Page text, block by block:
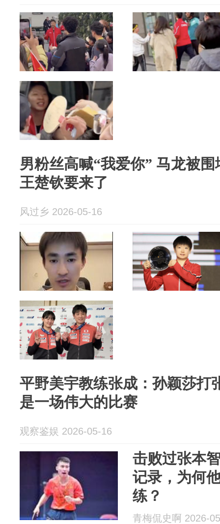
男粉丝高喊“我爱你” 马龙被
王楚钦要来了
风过乡 2026-05-16
平野美宇教练张成：孙颖莎打
是一场伟大的比赛
观察鉴娱 2026-05-16
击败过张本
记录，为何
练？
青梅侃史啊 2026-